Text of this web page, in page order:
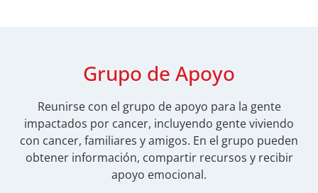
Grupo de Apoyo
Reunirse con el grupo de apoyo para la gente
impactados por cancer, incluyendo gente viviendo
con cancer, familiares y amigos. En el grupo pueden
obtener información, compartir recursos y recibir
apoyo emocional.